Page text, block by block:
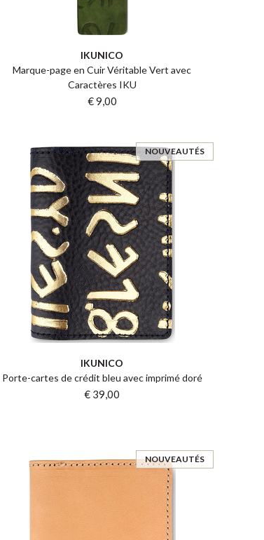
IKUNICO
Marque-page en Cuir Véritable Vert avec
Caractères IKU
€ 9,00
NOUVEAUTÉS
IKUNICO
Porte-cartes de crédit bleu avec imprimé doré
€ 39,00
NOUVEAUTÉS